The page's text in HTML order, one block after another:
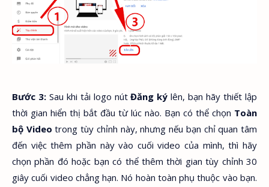
Bước 3: Sau khi tải logo nútĐăng ký lên, bạn hãy thiết lập
thời gian hiển thị bắt đầu từ lúc nào. Bạn có thể chọn Toàn
bộ Video trong tùy chỉnh này, nhưng nếu bạn chỉ quan tâm
đến việc thêm phần này vào cuối video của mình, thì hãy
chọn phần đó hoặc bạn có thể thêm thời gian tùy chỉnh 30
giây cuối video chẳng hạn. Nó hoàn toàn phụ thuộc vào bạn.